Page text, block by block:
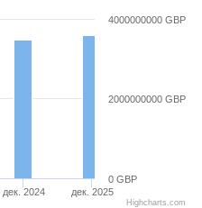
дек. 2024 дек. 2025
0 GBP
2000000000 GBP
4000000000 GBP
Highcharts.com